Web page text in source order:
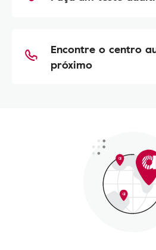
Encontre o centro
próximo